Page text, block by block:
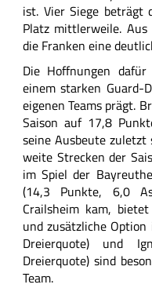
ist. Vier Siege beträgt
Platz mittlerweile.
die Franken eine
Die Hoffnungen
einem starken Guard-
eigenen Teams prägt.
Saison auf 17,8
seine Ausbeute
weite Strecken der
im Spiel der
(14,3 Punkte, 6,0
Crailsheim kam,
und zusätzliche
Dreierquote) und
Dreierquote) sind
Team.